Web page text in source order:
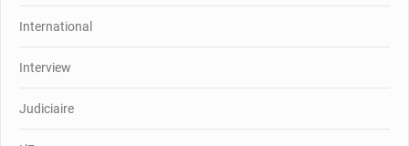
International
Interview
Judiciaire